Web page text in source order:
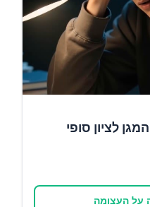
לציון סופי
על העצומה